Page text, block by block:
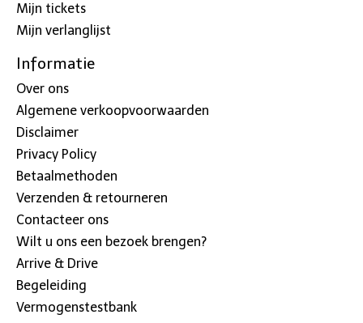
Mijn tickets
Mijn verlanglijst
Informatie
Over ons
Algemene verkoopvoorwaarden
Disclaimer
Privacy Policy
Betaalmethoden
Verzenden & retourneren
Contacteer ons
Wilt u ons een bezoek brengen?
Arrive & Drive
Begeleiding
Vermogenstestbank